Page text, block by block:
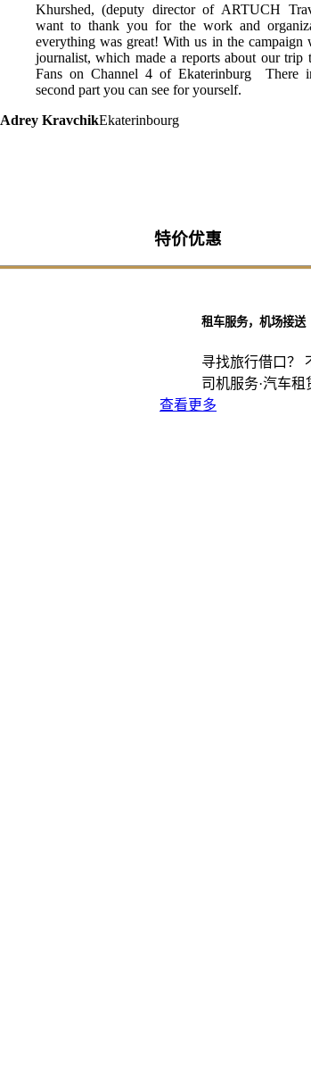
Khurshed, (deputy director of ARTUCH
want to thank you for the work and
everything was great! With us in the campaign
journalist, which made a reports about our trip
Fans on Channel 4 of Ekaterinburg There
second part you can see for yourself.
Adrey KravchikEkaterinbourg
特价优惠
租车服务，机场接送
寻找旅行借口？
司机服务·汽车租
查看更多